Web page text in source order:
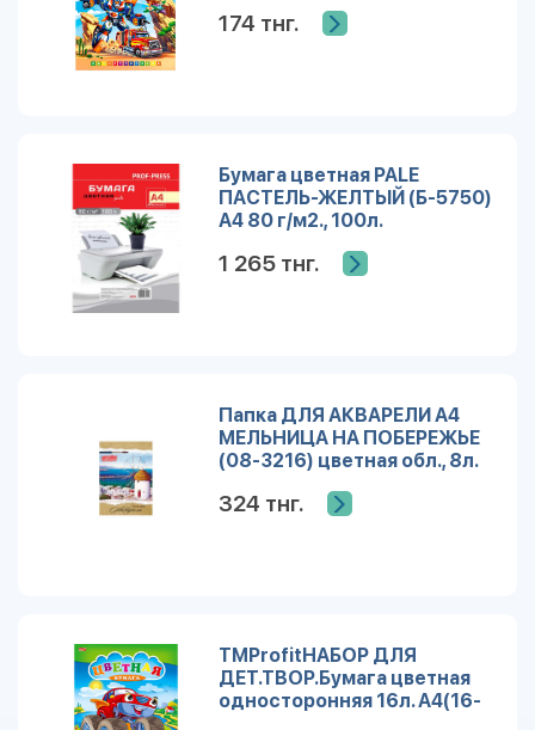
174 тнг.
Бумага цветная PALE
ПАСТЕЛЬ-ЖЕЛТЫЙ (Б-5750)
А4 80 г/м2., 100л.
1 265 тнг.
Папка ДЛЯ АКВАРЕЛИ А4
МЕЛЬНИЦА НА ПОБЕРЕЖЬЕ
(08-3216) цветная обл., 8л.
324 тнг.
TMProfitНАБОР ДЛЯ
ДЕТ.ТВОР.Бумага цветная
односторонняя 16л. А4(16-